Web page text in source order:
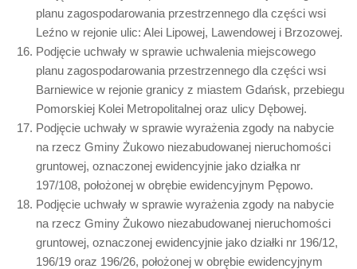
planu zagospodarowania przestrzennego dla części wsi
Leźno w rejonie ulic: Alei Lipowej, Lawendowej i Brzozowej.
Podjęcie uchwały w sprawie uchwalenia miejscowego
planu zagospodarowania przestrzennego dla części wsi
Barniewice w rejonie granicy z miastem Gdańsk, przebiegu
Pomorskiej Kolei Metropolitalnej oraz ulicy Dębowej.
Podjęcie uchwały w sprawie wyrażenia zgody na nabycie
na rzecz Gminy Żukowo niezabudowanej nieruchomości
gruntowej, oznaczonej ewidencyjnie jako działka nr
197/108, położonej w obrębie ewidencyjnym Pępowo.
Podjęcie uchwały w sprawie wyrażenia zgody na nabycie
na rzecz Gminy Żukowo niezabudowanej nieruchomości
gruntowej, oznaczonej ewidencyjnie jako działki nr 196/12,
196/19 oraz 196/26, położonej w obrębie ewidencyjnym